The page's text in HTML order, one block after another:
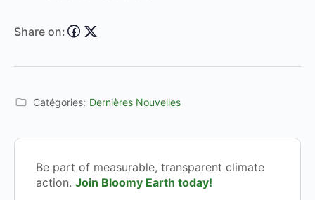
Share on:
Catégories: Dernières Nouvelles
Be part of measurable, transparent climate
action. Join Bloomy Earth today!